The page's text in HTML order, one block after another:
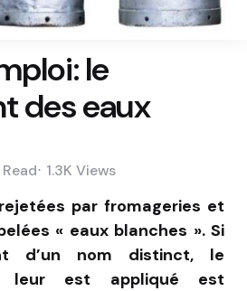
le
des eaux
Read 1.3K Views
par fromageries et
« eaux blanches ». Si
d’un nom distinct, le
leur est appliqué est